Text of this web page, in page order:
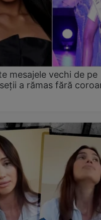
mesajele vechi de pe
a rămas fără